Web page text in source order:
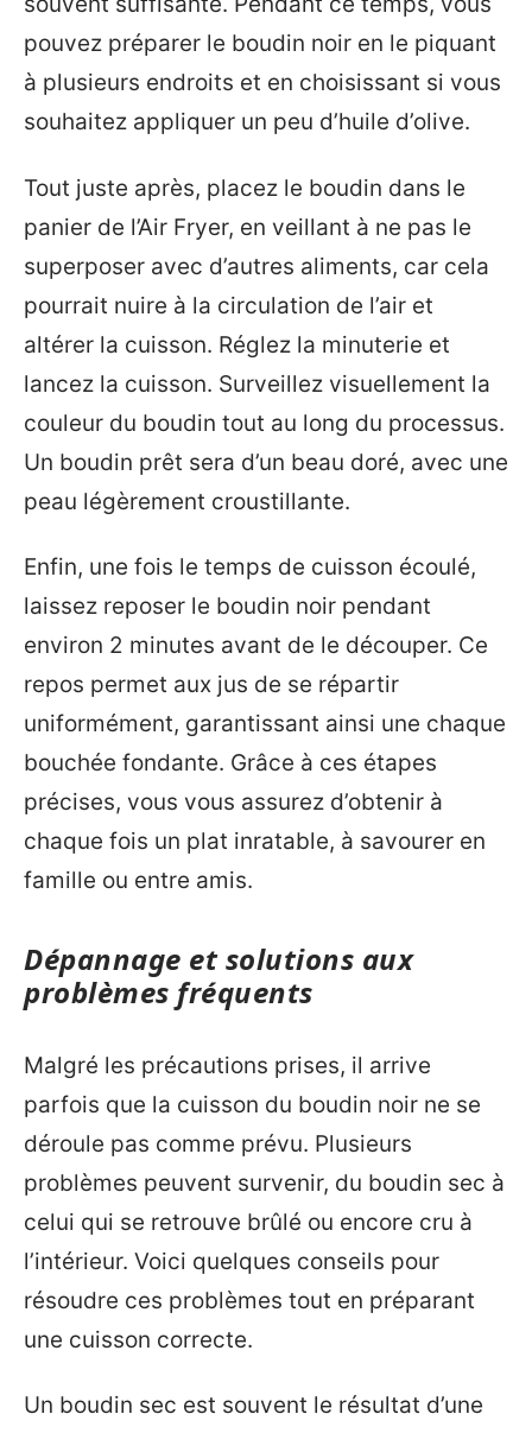
pouvez préparer le boudin noir en le piquant
à plusieurs endroits et en choisissant si vous
souhaitez appliquer un peu d’huile d’olive.
Tout juste après, placez le boudin dans le
panier de l’Air Fryer, en veillant à ne pas le
superposer avec d’autres aliments, car cela
pourrait nuire à la circulation de l’air et
altérer la cuisson. Réglez la minuterie et
lancez la cuisson. Surveillez visuellement la
couleur du boudin tout au long du processus.
Un boudin prêt sera d’un beau doré, avec une
peau légèrement croustillante.
Enfin, une fois le temps de cuisson écoulé,
laissez reposer le boudin noir pendant
environ 2 minutes avant de le découper. Ce
repos permet aux jus de se répartir
uniformément, garantissant ainsi une chaque
bouchée fondante. Grâce à ces étapes
précises, vous vous assurez d’obtenir à
chaque fois un plat inratable, à savourer en
famille ou entre amis.
Dépannage et solutions aux
problèmes fréquents
Malgré les précautions prises, il arrive
parfois que la cuisson du boudin noir ne se
déroule pas comme prévu. Plusieurs
problèmes peuvent survenir, du boudin sec à
celui qui se retrouve brûlé ou encore cru à
l’intérieur. Voici quelques conseils pour
résoudre ces problèmes tout en préparant
une cuisson correcte.
Un boudin sec est souvent le résultat d’une